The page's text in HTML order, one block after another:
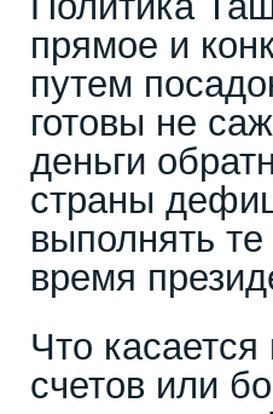
прямое и
путем
готовы не
деньги
страны
выполнять
время
Что
счетов или